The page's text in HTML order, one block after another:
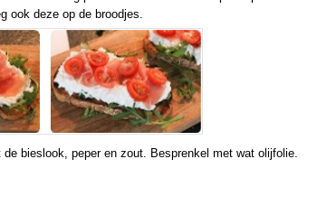
ook deze op de broodjes.
bieslook, peper en zout. Besprenkel met wat olijfolie.